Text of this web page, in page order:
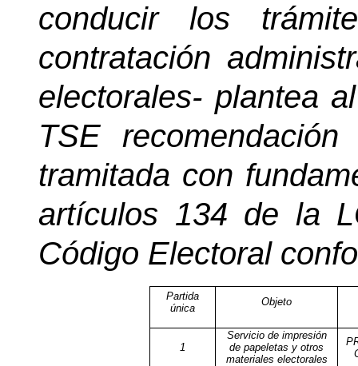
conducir los
contratación
electorales- plantea
TSE
tramitada con
artículos 134 de la
Código Electoral
Partida
única
Objeto
1
Servicio de impresión
de papeletas y otros
materiales electorales